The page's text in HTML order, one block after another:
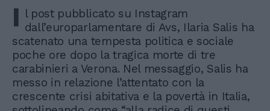
I l post pubblicato su Instagram
dall’europarlamentare di Avs, Ilaria Salis ha
scatenato una tempesta politica e sociale
poche ore dopo la tragica morte di tre
carabinieri a Verona. Nel messaggio, Salis ha
messo in relazione l’attentato con la
crescente crisi abitativa e la povertà in Italia,